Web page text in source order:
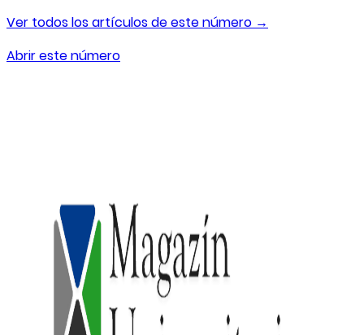
Ver todos los artículos de este número →
Abrir este número